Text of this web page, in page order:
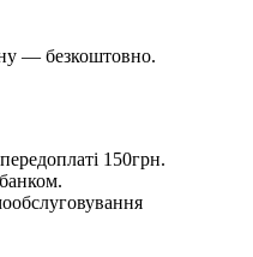
— безкоштовно.
150грн.